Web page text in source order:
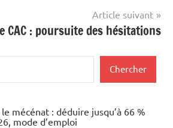
Article suivant
CAC : poursuite des hésitations
Chercher
mécénat : déduire jusqu’à 66 %
mode d’emploi